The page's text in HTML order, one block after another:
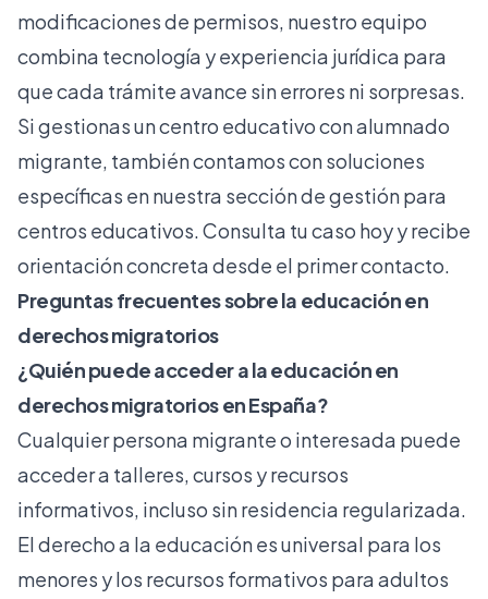
modificaciones de permisos, nuestro equipo
combina tecnología y experiencia jurídica para
que cada trámite avance sin errores ni sorpresas.
Si gestionas un centro educativo con alumnado
migrante, también contamos con soluciones
específicas en nuestra sección degestión para
centros educativos. Consulta tu caso hoy y recibe
orientación concreta desde el primer contacto.
Preguntas frecuentes sobre la educación en
derechos migratorios
¿Quién puede acceder a la educación en
derechos migratorios en España?
Cualquier persona migrante o interesada puede
acceder a talleres, cursos y recursos
informativos, incluso sin residencia regularizada.
El derecho a la educación es universal para los
menores y los recursos formativos para adultos